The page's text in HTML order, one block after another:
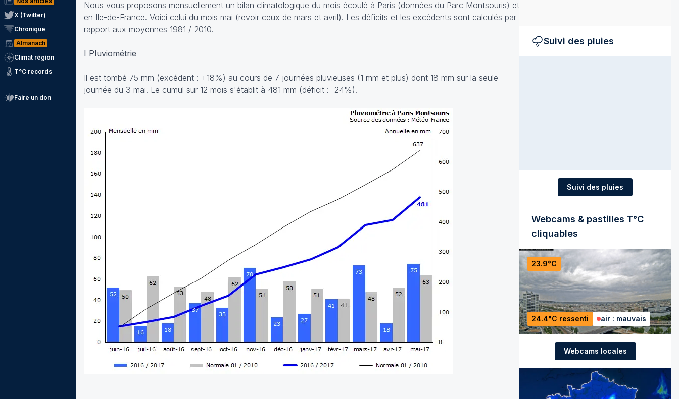
X (Twitter)
Chronique
Almanach
Climat région
T°C records
Faire un don
Nous vous proposons mensuellement un bilan climatologique du mois écoulé à Paris (données du Parc Montsouris) et
en Ile-de-France. Voici celui du mois mai (revoir ceux de mars et avril). Les déficits et les excédents sont calculés par
rapport aux moyennes 1981 / 2010.
I Pluviométrie
Il est tombé 75 mm (excédent : +18%) au cours de 7 journées pluvieuses (1 mm et plus) dont 18 mm sur la seule
journée du 3 mai. Le cumul sur 12 mois s'établit à 481 mm (déficit : -24%).
Suivi des pluies
Suivi des pluies
Webcams & pastilles T°C
cliquables
23.9°C
24.4°C ressenti air : mauvais
Webcams locales